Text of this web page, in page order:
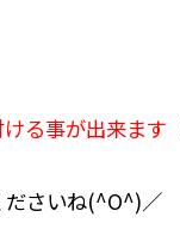
る事が出来ます
ださいね(^O^)／